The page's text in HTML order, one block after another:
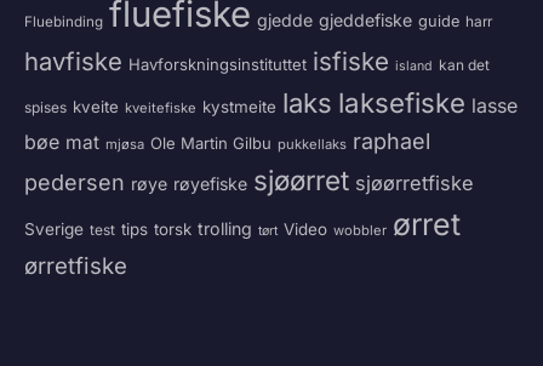
Fluebinding fluefiske gjedde gjeddefiske guide harr
havfiske Havforskningsinstituttet isfiske island kan det
spises kveite kveitefiske kystmeite laks laksefiske lasse
bøe mat mjøsa Ole Martin Gilbu pukkellaks raphael
pedersen røye røyefiske sjøørret sjøørretfiske
Sverige test tips torsk trolling tørt Video wobbler ørret
ørretfiske